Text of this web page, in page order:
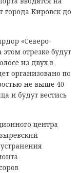
города Кировск до
«Северо-
этом отрезке будут
из двух в
организовано по
не выше 40
и будут вестись
центра